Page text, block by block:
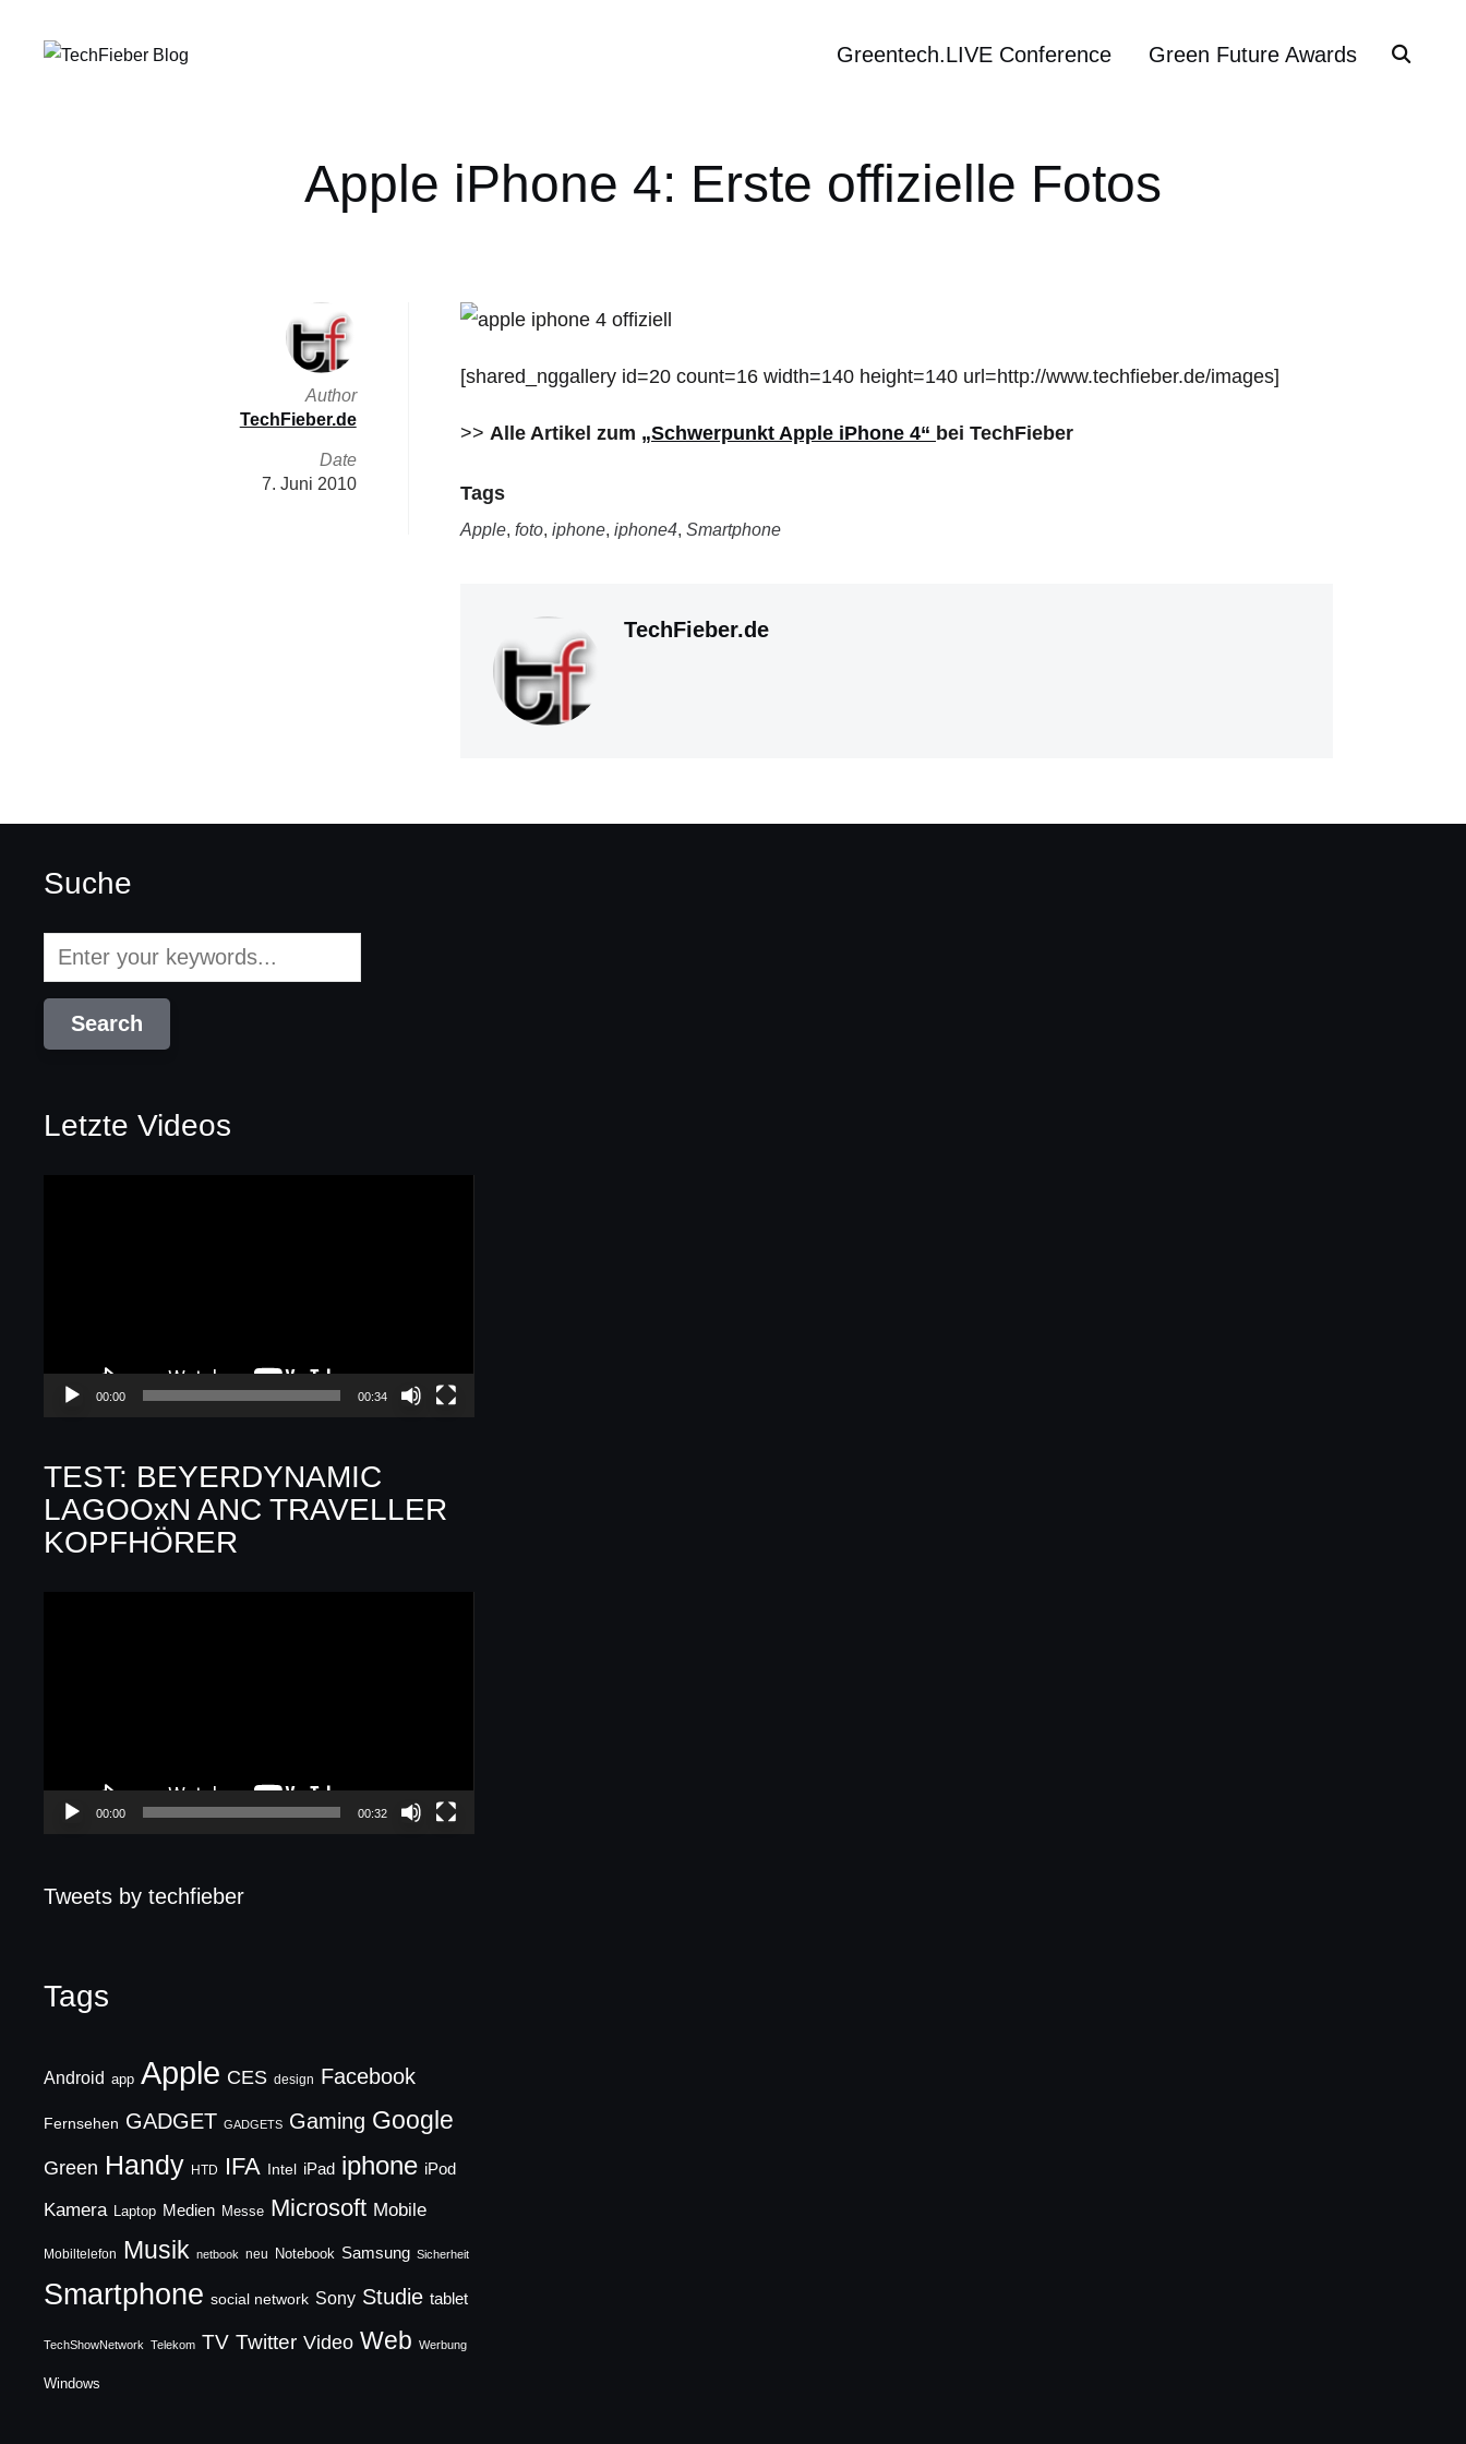
Greentech.LIVE Conference Green Future Awards
Apple iPhone 4: Erste offizielle Fotos
[shared_nggallery id=20 count=16 width=140 height=140 url=http://www.techfieber.de/images]
>> Alle Artikel zum „Schwerpunkt Apple iPhone 4“ bei TechFieber
Tags
Apple, foto, iphone, iphone4, Smartphone
TechFieber.de
Author
TechFieber.de
Date
7. Juni 2010
Suche
Letzte Videos
00:00 00:34
TEST: BEYERDYNAMIC
LAGOOxN ANC TRAVELLER
KOPFHÖRER
00:00 00:32
Tweets by techfieber
Tags
Android app Apple CES design Facebook
Fernsehen GADGET GADGETS Gaming Google
Green Handy HTD IFA Intel iPad iphone iPod
Kamera Laptop Medien Messe Microsoft Mobile
Mobiltelefon Musik netbook neu Notebook Samsung Sicherheit
Smartphone social network Sony Studie tablet
TechShowNetwork Telekom TV Twitter Video Web Werbung
Windows